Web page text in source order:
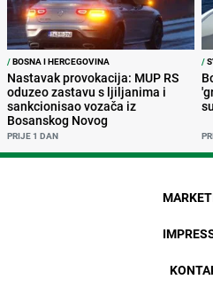
/BOSNA I HERCEGOVINA
Nastavak provokacija: MUP RS
oduzeo zastavu s ljiljanima i
sankcionisao vozača iz
Bosanskog Novog
PRIJE 1 DAN
/